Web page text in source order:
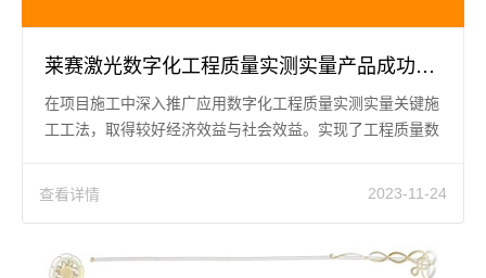
莱赛激光数字化工程质量实测实量产品成功应用于港珠澳大桥项目
在项目施工中深入推广应用数字化工程质量实测实量关键施
工工法，取得较好经济效益与社会效益。实现了工程质量数
查看详情
2023-11-24